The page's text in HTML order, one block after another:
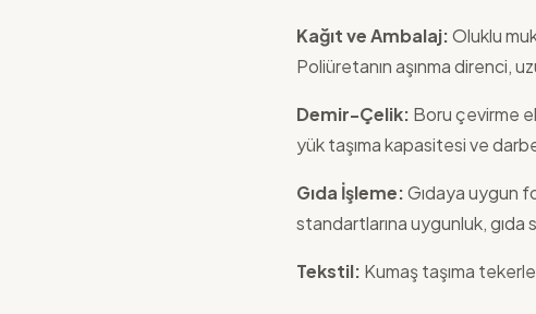
Kağıt ve Ambalaj:Oluklu
Poliüretanın aşınma direnci,
Demir-Çelik: Boru çevirme
yük taşıma kapasitesi ve
Gıda İşleme:Gıdaya uygun
standartlarına uygunluk, gıda
Tekstil: Kumaş taşıma